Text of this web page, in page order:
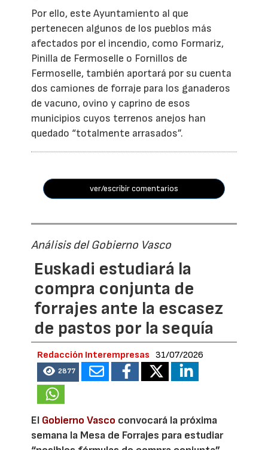
Por ello, este Ayuntamiento al que
pertenecen algunos de los pueblos más
afectados por el incendio, como Formariz,
Pinilla de Fermoselle o Fornillos de
Fermoselle, también aportará por su cuenta
dos camiones de forraje para los ganaderos
de vacuno, ovino y caprino de esos
municipios cuyos terrenos anejos han
quedado “totalmente arrasados”.
ver/escribir comentarios
Análisis del Gobierno Vasco
Euskadi estudiará la
compra conjunta de
forrajes ante la escasez
de pastos por la sequía
Redacción Interempresas 31/07/2026
2877
El Gobierno Vasco convocará la próxima
semana la Mesa de Forrajes para estudiar